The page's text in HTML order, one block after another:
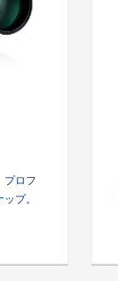
プロフ
プ。